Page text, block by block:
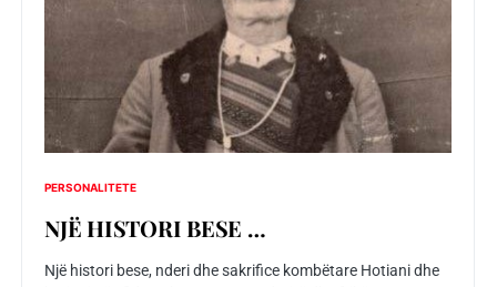
PERSONALITETE
NJЁ HISTORI BESE …
Një histori bese, nderi dhe sakrifice kombëtare Hotiani dhe